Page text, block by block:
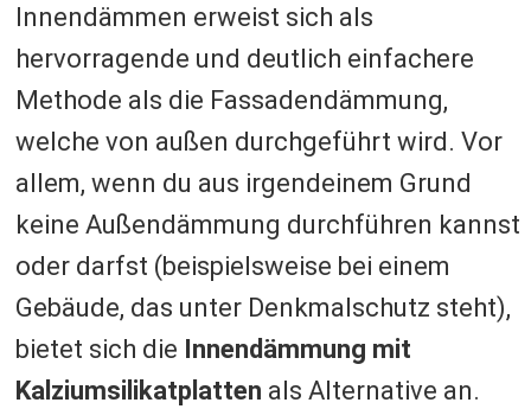
Innendämmen erweist sich als
hervorragende und deutlich einfachere
Methode als die Fassadendämmung,
welche von außen durchgeführt wird. Vor
allem, wenn du aus irgendeinem Grund
keine Außendämmung durchführen kannst
oder darfst (beispielsweise bei einem
Gebäude, das unter Denkmalschutz steht),
bietet sich die Innendämmung mit
Kalziumsilikatplatten als Alternative an.